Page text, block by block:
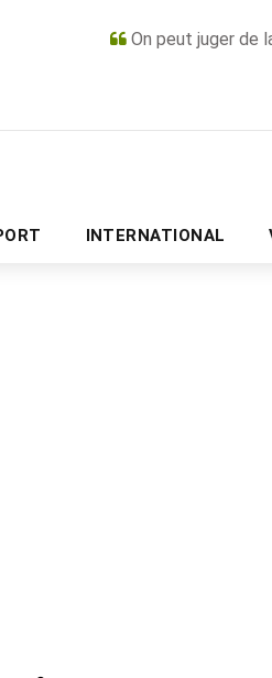
On peut juger de
INTERNATIONAL
PUBLICITÉ